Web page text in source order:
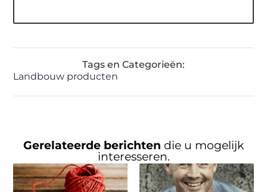
Tags en Categorieën:
Landbouw producten
Gerelateerde berichten die u mogelijk
interesseren.